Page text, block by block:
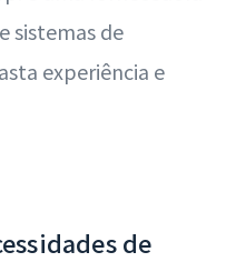
sistemas de
experiência e
de